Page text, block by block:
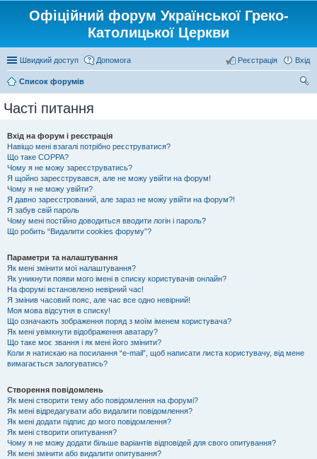
Офіційний форум Української Греко-
Католицької Церкви
Швидкий доступ Допомога Вхід
Реєстрація
Список форумів
Часті питання
Вхід на форум і реєстрація
Навіщо мені взагалі потрібно реєструватися?
Що таке COPPA?
Чому я не можу зареєструватись?
Я щойно зареєструвався, але не можу увійти на форум!
Чому я не можу увійти?
Я давно зареєстрований, але зараз не можу увійти на форум?!
Я забув свій пароль
Чому мені постійно доводиться вводити логін і пароль?
Що робить “Видалити cookies форуму”?
Параметри та налаштування
Як мені змінити мої налаштування?
Як уникнути появи мого імені в списку користувачів онлайн?
На форумі встановлено невірний час!
Я змінив часовий пояс, але час все одно невірний!
Моя мова відсутня в списку!
Що означають зображення поряд з моїм іменем користувача?
Як мені увімкнути відображення аватару?
Що таке моє звання і як мені його змінити?
Коли я натискаю на посилання “e-mail”, щоб написати листа користувачу, від мене
вимагається залогуватись?
Створення повідомлень
Як мені створити тему або повідомлення на форумі?
Як мені відредагувати або видалити повідомлення?
Як мені додати підпис до мого повідомлення?
Як мені створити опитування?
Чому я не можу додати більше варіантів відповідей для свого опитування?
Як мені змінити або видалити опитування?